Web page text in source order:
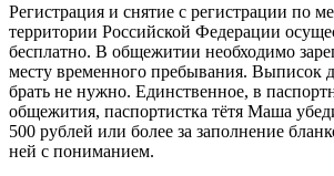
Регистрация и снятие с регистрации по
территории Российской Федерации
бесплатно. В общежитии необходимо
месту временного пребывания. Выписок
брать не нужно. Единственное, в
общежития, паспортистка тётя Маша
500 рублей или более за заполнение
ней с пониманием.